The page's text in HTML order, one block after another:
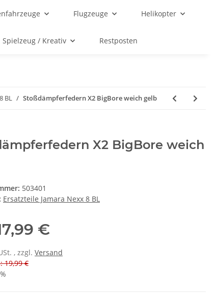
Flugzeuge Helikopter
Spielzeug / Kreativ Restposten
BL Stoßdämpferfedern X2 BigBore weich gelb
X2 BigBore weich
503401
Ersatzteile Jamara Nexx 8 BL
€
, zzgl. Versand
19,99 €